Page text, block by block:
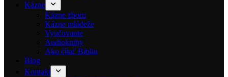
Kázne
Kázne zboru
Kázne mládeže
Vyučovanie
Audioknihy
Ako čítať Bibliu
Blog
Kontakt